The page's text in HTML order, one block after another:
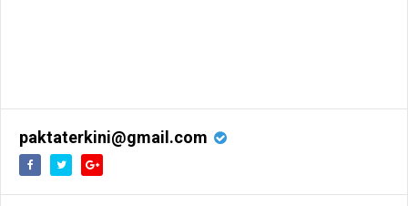
paktaterkini@gmail.com